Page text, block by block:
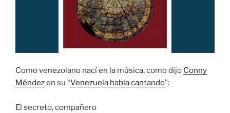
Como venezolano nací en la música, como dijo Conny
Méndezen su “Venezuela habla cantando”:
El secreto, compañero